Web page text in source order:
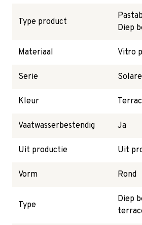
Type product
Diep
Materiaal Vitro
Serie Solare
Kleur
Vaatwasserbestendig Ja
Uit productie Uit
Vorm Rond
Type
Diep